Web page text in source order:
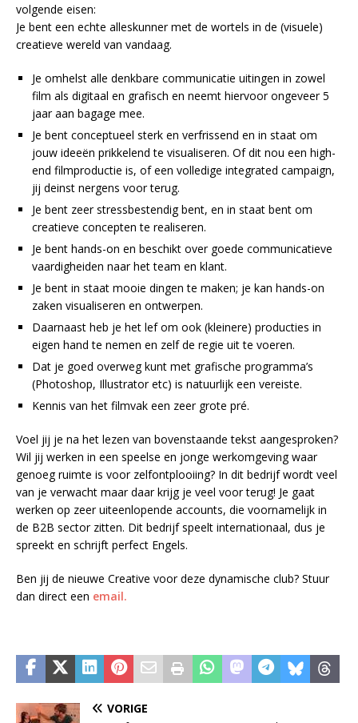
volgende eisen:
Je bent een echte alleskunner met de wortels in de (visuele)
creatieve wereld van vandaag.
Je omhelst alle denkbare communicatie uitingen in zowel
film als digitaal en grafisch en neemt hiervoor ongeveer 5
jaar aan bagage mee.
Je bent conceptueel sterk en verfrissend en in staat om
jouw ideeën prikkelend te visualiseren. Of dit nou een high-
end filmproductie is, of een volledige integrated campaign,
jij deinst nergens voor terug.
Je bent zeer stressbestendig bent, en in staat bent om
creatieve concepten te realiseren.
Je bent hands-on en beschikt over goede communicatieve
vaardigheiden naar het team en klant.
Je bent in staat mooie dingen te maken; je kan hands-on
zaken visualiseren en ontwerpen.
Daarnaast heb je het lef om ook (kleinere) producties in
eigen hand te nemen en zelf de regie uit te voeren.
Dat je goed overweg kunt met grafische programma’s
(Photoshop, Illustrator etc) is natuurlijk een vereiste.
Kennis van het filmvak een zeer grote pré.
Voel jij je na het lezen van bovenstaande tekst aangesproken?
Wil jij werken in een speelse en jonge werkomgeving waar
genoeg ruimte is voor zelfontplooiing? In dit bedrijf wordt veel
van je verwacht maar daar krijg je veel voor terug! Je gaat
werken op zeer uiteenlopende accounts, die voornamelijk in
de B2B sector zitten. Dit bedrijf speelt internationaal, dus je
spreekt en schrijft perfect Engels.
Ben jij de nieuwe Creative voor deze dynamische club? Stuur
dan direct een email.
VORIGE